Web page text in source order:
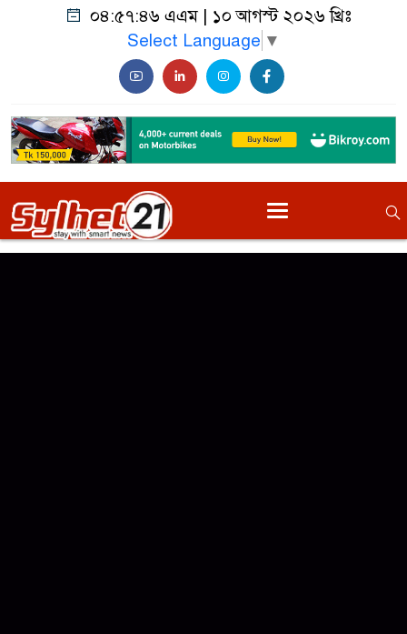
০৪:৫৭:৪৬ এএম | ১০ আগস্ট ২০২৬ খ্রিঃ
Select Language ▼